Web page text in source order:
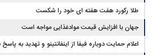
طلا رکورد هفت هفته ای خود را شکست
جهان با افزایش قیمت موادغذایی مواجه است
اعلام حمایت دوباره فیفا از اینفانتینو و تهدید به